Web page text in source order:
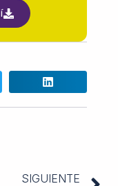
SIGUIENTE